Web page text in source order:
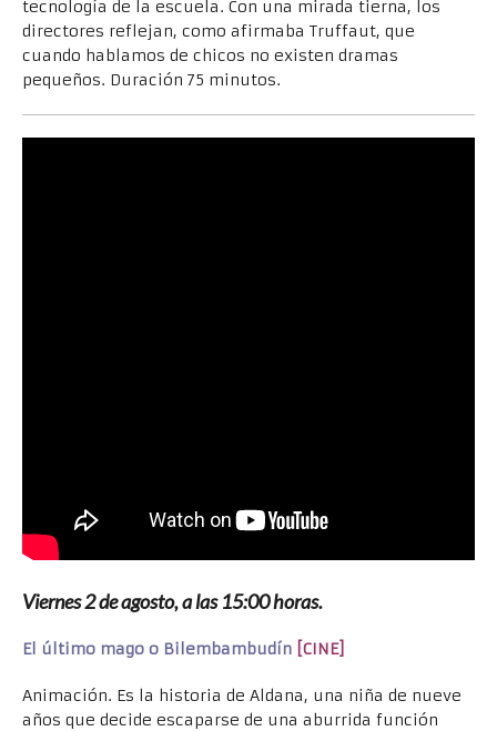
tecnología de la escuela. Con una mirada tierna, los
directores reflejan, como afirmaba Truffaut, que
cuando hablamos de chicos no existen dramas
pequeños. Duración 75 minutos.
Viernes 2 de agosto, a las 15:00 horas.
El último mago o Bilembambudín [CINE]
Animación. Es la historia de Aldana, una niña de nueve
años que decide escaparse de una aburrida función